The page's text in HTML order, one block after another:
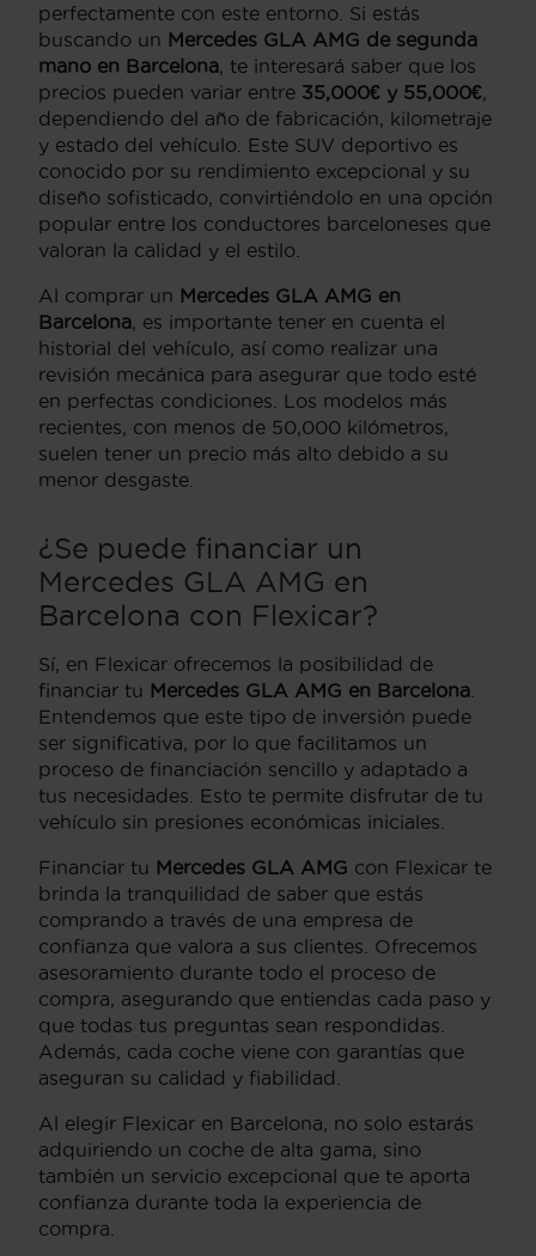
perfectamente con este entorno. Si estás
buscando un Mercedes GLA AMG de segunda
mano en Barcelona, te interesará saber que los
precios pueden variar entre 35,000€ y 55,000€,
dependiendo del año de fabricación, kilometraje
y estado del vehículo. Este SUV deportivo es
conocido por su rendimiento excepcional y su
diseño sofisticado, convirtiéndolo en una opción
popular entre los conductores barceloneses que
valoran la calidad y el estilo.
Al comprar un Mercedes GLA AMG en
Barcelona, es importante tener en cuenta el
historial del vehículo, así como realizar una
revisión mecánica para asegurar que todo esté
en perfectas condiciones. Los modelos más
recientes, con menos de 50,000 kilómetros,
suelen tener un precio más alto debido a su
menor desgaste.
¿Se puede financiar un
Mercedes GLA AMG en
Barcelona con Flexicar?
Sí, en Flexicar ofrecemos la posibilidad de
financiar tu Mercedes GLA AMG en Barcelona
Entendemos que este tipo de inversión puede
ser significativa, por lo que facilitamos un
proceso de financiación sencillo y adaptado a
tus necesidades. Esto te permite disfrutar de tu
vehículo sin presiones económicas iniciales.
Financiar tu Mercedes GLA AMG con Flexicar te
brinda la tranquilidad de saber que estás
comprando a través de una empresa de
confianza que valora a sus clientes. Ofrecemos
asesoramiento durante todo el proceso de
compra, asegurando que entiendas cada paso y
que todas tus preguntas sean respondidas.
Además, cada coche viene con garantías que
aseguran su calidad y fiabilidad.
Al elegir Flexicar en Barcelona, no solo estarás
adquiriendo un coche de alta gama, sino
también un servicio excepcional que te aporta
confianza durante toda la experiencia de
compra.